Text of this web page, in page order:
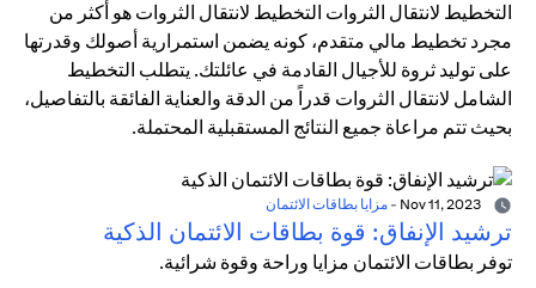
التخطيط لانتقال الثروات التخطيط لانتقال الثروات هو أكثر من
مجرد تخطيط مالي متقدم، كونه يضمن استمرارية أصولك وقدرتها
على توليد ثروة للأجيال القادمة في عائلتك. يتطلب التخطيط
الشامل لانتقال الثروات قدراً من الدقة والعناية الفائقة بالتفاصيل،
بحيث تتم مراعاة جميع النتائج المستقبلية المحتملة.
- مزايا بطاقات الائتمان
ترشيد الإنفاق: قوة بطاقات الائتمان الذكية
توفر بطاقات الائتمان مزايا وراحة وقوة شرائية.